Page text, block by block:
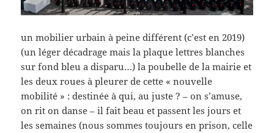
un mobilier urbain à peine différent (c’est en 2019)
(un léger décadrage mais la plaque lettres blanches
sur fond bleu a disparu…) la poubelle de la mairie et
les deux roues à pleurer de cette « nouvelle
mobilité » : destinée à qui, au juste ? – on s’amuse,
on rit on danse – il fait beau et passent les jours et
les semaines (nous sommes toujours en prison, celle